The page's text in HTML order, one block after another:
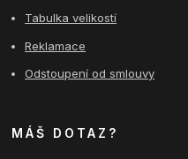
Tabulka velikostí
Reklamace
Odstoupení od smlouvy
MÁŠ DOTAZ?